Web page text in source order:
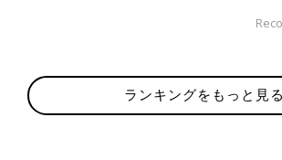
ランキングをもっと見る